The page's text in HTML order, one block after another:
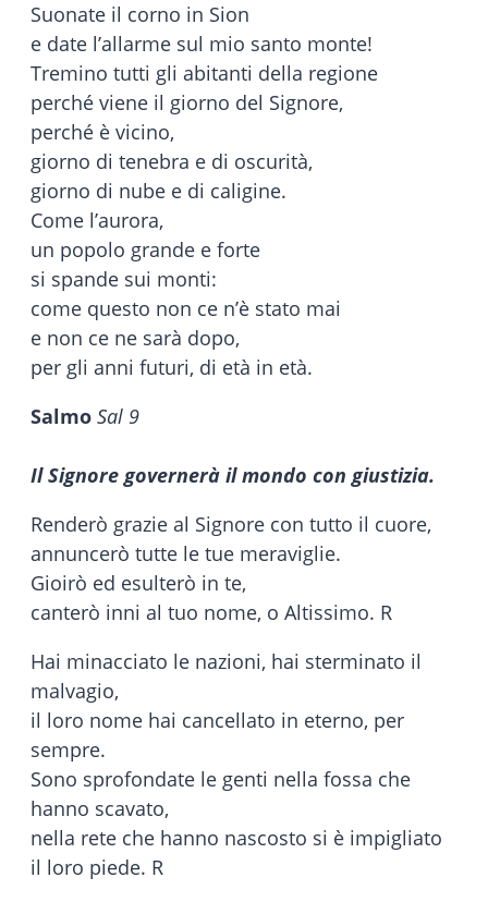
Suonate il corno in Sion
e date l’allarme sul mio santo monte!
Tremino tutti gli abitanti della regione
perché viene il giorno del Signore,
perché è vicino,
giorno di tenebra e di oscurità,
giorno di nube e di caligine.
Come l’aurora,
un popolo grande e forte
si spande sui monti:
come questo non ce n’è stato mai
e non ce ne sarà dopo,
per gli anni futuri, di età in età.
Salmo Sal 9
Il Signore governerà il mondo con giustizia.
Renderò grazie al Signore con tutto il cuore,
annuncerò tutte le tue meraviglie.
Gioirò ed esulterò in te,
canterò inni al tuo nome, o Altissimo. R
Hai minacciato le nazioni, hai sterminato il
malvagio,
il loro nome hai cancellato in eterno, per
sempre.
Sono sprofondate le genti nella fossa che
hanno scavato,
nella rete che hanno nascosto si è impigliato
il loro piede. R